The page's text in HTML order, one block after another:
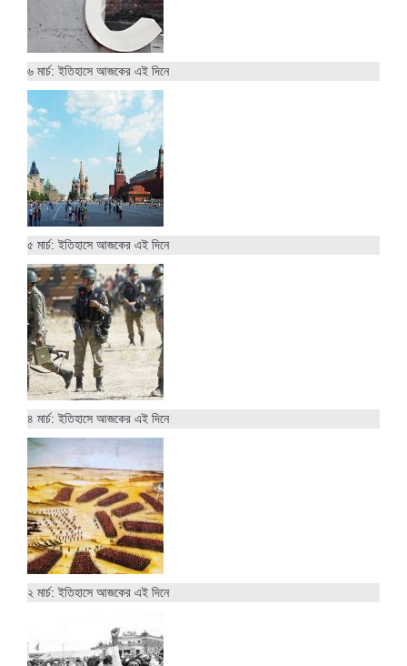
৬ মার্চ: ইতিহাসে আজকের এই দিনে
৫ মার্চ: ইতিহাসে আজকের এই দিনে
৪ মার্চ: ইতিহাসে আজকের এই দিনে
২ মার্চ: ইতিহাসে আজকের এই দিনে